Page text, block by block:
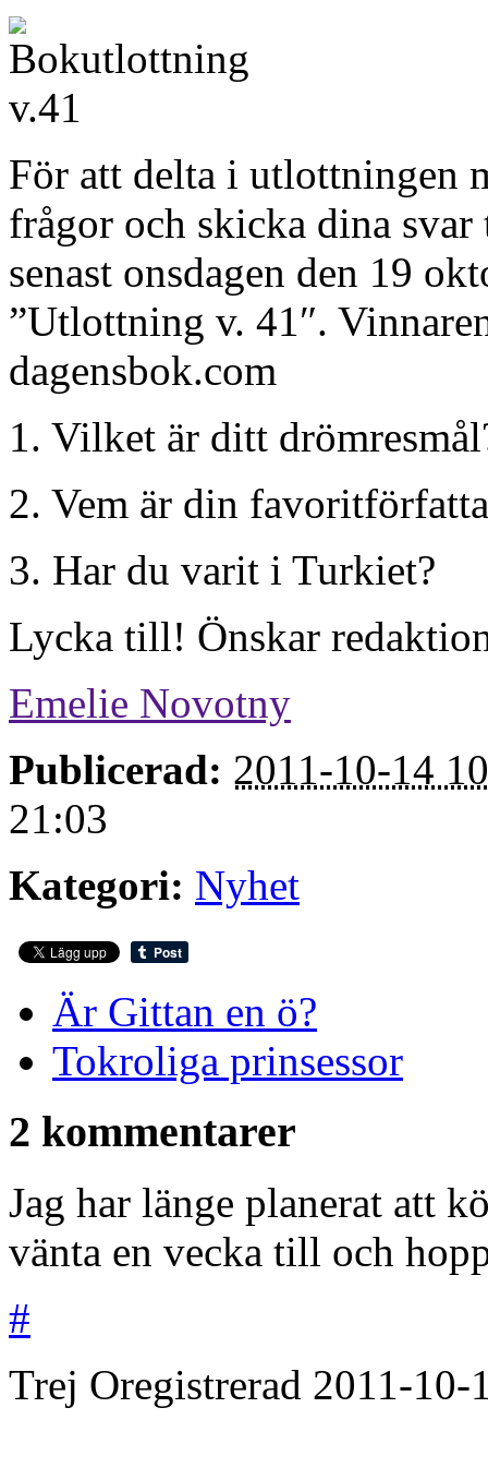
För att delta i utlottningen
frågor och skicka dina
senast onsdagen den 19
”Utlottning v. 41″.
dagensbok.com
1. Vilket är ditt
2. Vem är din
3. Har du varit i Turkiet?
Lycka till! Önskar
Emelie Novotny
Publicerad: 2011-10-14
21:03
Kategori: Nyhet
Är Gittan en ö?
Tokroliga prinsessor
2 kommentarer
Jag har länge planerat att
vänta en vecka till och
#
Trej Oregistrerad 2011-10-